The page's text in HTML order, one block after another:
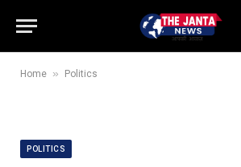
Home » Politics
POLITICS